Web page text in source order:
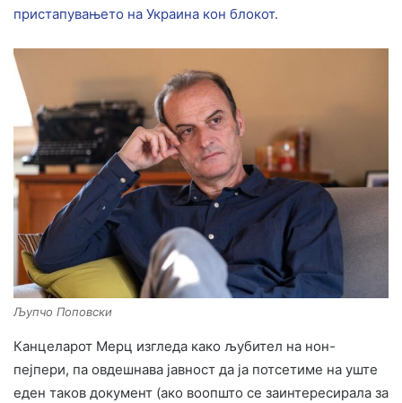
пристапувањето на Украина кон блокот.
Љупчо Поповски
Канцеларот Мерц изгледа како љубител на нон-
пејпери, па овдешнава јавност да ја потсетиме на уште
еден таков документ (ако воопшто се заинтересирала за